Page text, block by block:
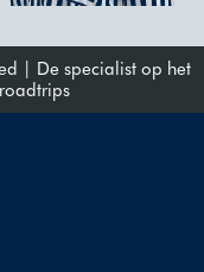
| De specialist op het